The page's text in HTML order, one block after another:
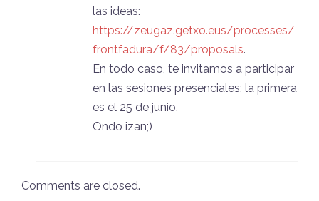
las ideas:
https://zeugaz.getxo.eus/processes/
frontfadura/f/83/proposals.
En todo caso, te invitamos a participar
en las sesiones presenciales; la primera
es el 25 de junio.
Ondo izan;)
Comments are closed.